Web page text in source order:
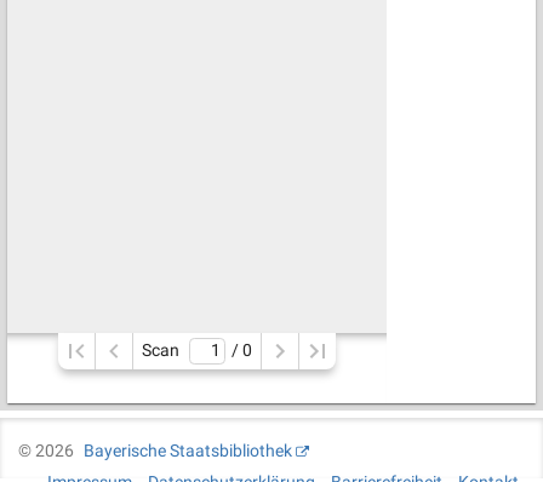
Scan / 0
©2026
Bayerische Staatsbibliothek